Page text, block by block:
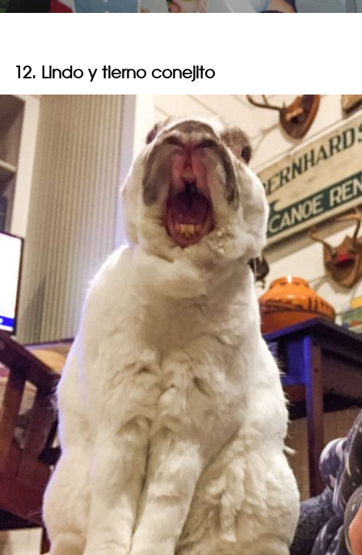
12. Lindo y tierno conejito